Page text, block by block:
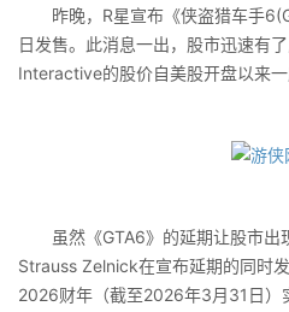
昨晚，R星宣布《侠盗猎车手
日发售。此消息一出，股市迅速有
Interactive的股价自美股开盘以来一
虽然《GTA6》的延期让股市出
Strauss Zelnick在宣布延期的同时
2026财年（截至2026年3月31日）